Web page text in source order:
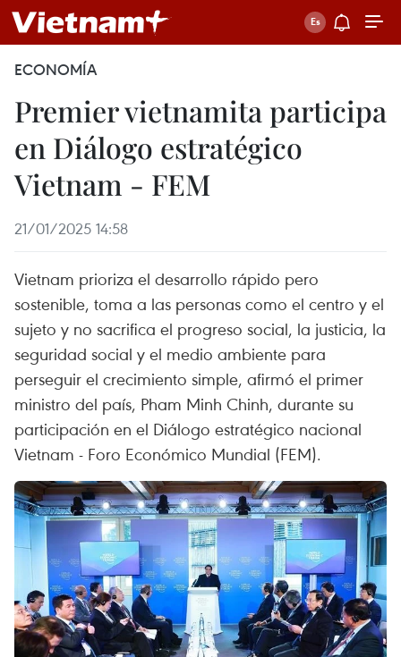
ECONOMÍA
Premier vietnamita participa
en Diálogo estratégico
Vietnam - FEM
21/01/2025 14:58
Vietnam prioriza el desarrollo rápido pero
sostenible, toma a las personas como el centro y el
sujeto y no sacrifica el progreso social, la justicia, la
seguridad social y el medio ambiente para
perseguir el crecimiento simple, afirmó el primer
ministro del país, Pham Minh Chinh, durante su
participación en el Diálogo estratégico nacional
Vietnam - Foro Económico Mundial (FEM).